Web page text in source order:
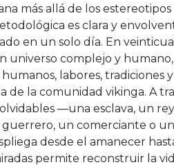
más allá de los
es clara y
en un solo día. En
universo complejo y
labores, tradiciones
de la comunidad vikinga. A
—una esclava, un
un comerciante o
desde el amanecer
permite reconstruir la